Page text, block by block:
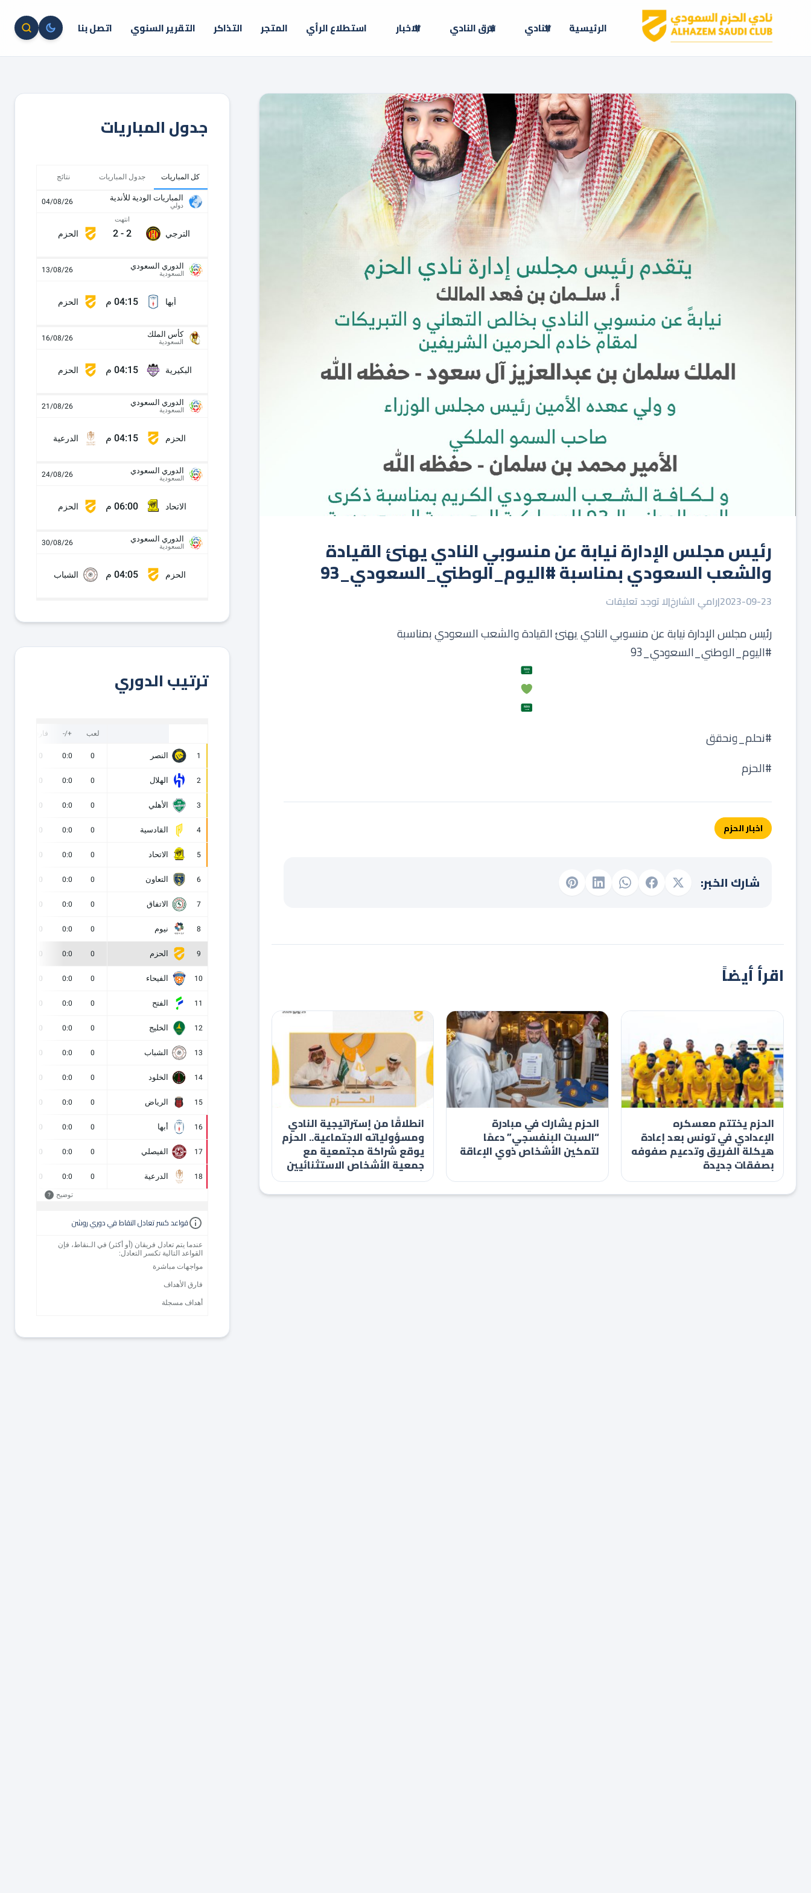
الرئيسية النادي فرق النادي الاخبار استطلاع الرأي المتجر التذاكر التقرير السنوي اتصل بنا
‏رئيس مجلس الإدارة نيابة عن منسوبي النادي يهنئ القيادة
والشعب السعودي بمناسبة ⁧‫#اليوم_الوطني_السعودي_93‬⁩
2023-09-23
|رامي الشارخ|لا توجد تعليقات
‏رئيس مجلس الإدارة نيابة عن منسوبي النادي يهنئ القيادة والشعب السعودي بمناسبة
‏⁧‫#نحلم_ونحقق‬⁩
‏⁧‫#الحزم‬⁩
اخبار الحزم
شارك الخبر:
اقرأ أيضاً
الحزم يختتم معسكره
الإعدادي في تونس بعد إعادة
هيكلة الفريق وتدعيم صفوفه
بصفقات جديدة
الحزم يشارك في مبادرة
“السبت البنفسجي” دعمًا
لتمكين الأشخاص ذوي الإعاقة
انطلاقًا من إستراتيجية النادي
ومسؤولياته الاجتماعية.. الحزم
يوقع شراكة مجتمعية مع
جمعية الأشخاص الاستثنائيين
جدول المباريات
كل المباريات جدول المباريات نتائج
المباريات الودية للأندية
دولي 04/08/26
الترجي
انتهت
2
-
2 الحزم
الدوري السعودي
السعودية 13/08/26
أبها 04:15 م الحزم
كأس الملك
السعودية 16/08/26
البكيرية 04:15 م الحزم
الدوري السعودي
السعودية 21/08/26
الحزم 04:15 م الدرعية
الدوري السعودي
السعودية 24/08/26
الاتحاد 06:00 م الحزم
الدوري السعودي
السعودية 30/08/26
الحزم 04:05 م الشباب
ترتيب الدوري
لعب +/- فارق
1 النصر 0
0:0
0
2 الهلال 0
0:0
0
3 الأهلي 0
0:0
0
4 القادسية 0
0:0
0
5 الاتحاد 0
0:0
0
6 التعاون 0
0:0
0
7 الاتفاق 0
0:0
0
8 نيوم 0
0:0
0
9 الحزم 0
0:0
0
10 الفيحاء 0
0:0
0
11 الفتح 0
0:0
0
12 الخليج 0
0:0
0
13 الشباب 0
0:0
0
14 الخلود 0
0:0
0
15 الرياض 0
0:0
0
16 أبها 0
0:0
0
17 الفيصلي 0
0:0
0
18 الدرعية 0
0:0
0
توضيح ?
قواعد كسر تعادل النقاط في دوري روشن
عندما يتم تعادل فريقان (أو أكثر) في الـنقاط، فإن
القواعد التالية تكسر التعادل:
مواجهات مباشرة
فارق الأهداف
أهداف مسجلة